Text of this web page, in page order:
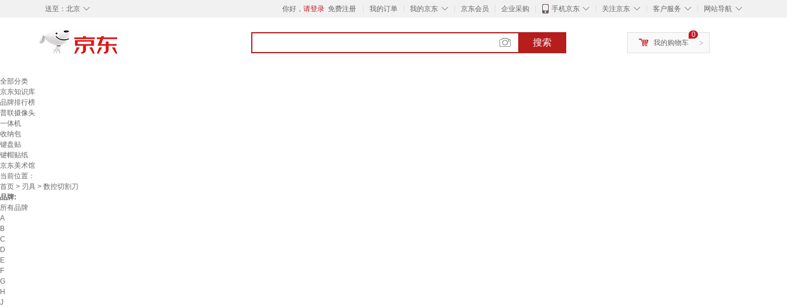
◇
送至： 北京 你好， 请登录 免费注册 我的订单 ◇
我的京东 京东会员 企业采购 ◇
手机京东 ◇
关注京东 ◇
客户服务 ◇
网站导航
搜索 >
0
我的购物车
全部分类
京东知识库
品牌排行榜
普联摄像头
一体机
收纳包
键盘贴
键帽贴纸
京东美术馆
当前位置：
首页 > 刃具 > 数控切割刀
品牌:
所有品牌
A
B
C
D
E
F
G
H
J